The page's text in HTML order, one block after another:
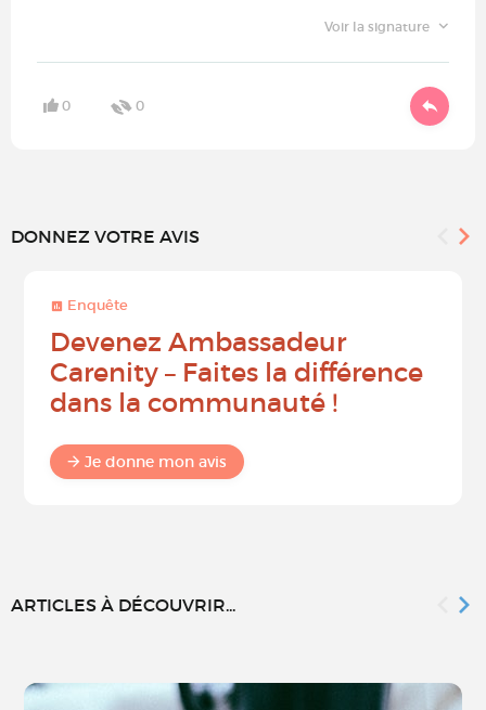
Voir la signature
0 0
DONNEZ VOTRE AVIS
Enquête
Devenez Ambassadeur
Carenity – Faites la différence
dans la communauté !
Je donne mon avis
ARTICLES À DÉCOUVRIR...